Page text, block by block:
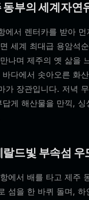
동부의 세계자
에서 렌터카를 받아
세계 최대급 용암석
나며 제주의 옛 삶을
다에서 솟아오른 화
가 장관입니다. 저녁
답게 해산물을 만끽,
드빛 부속섬 우
에서 배를 타고 제주
섬을 한 바퀴 돌며,